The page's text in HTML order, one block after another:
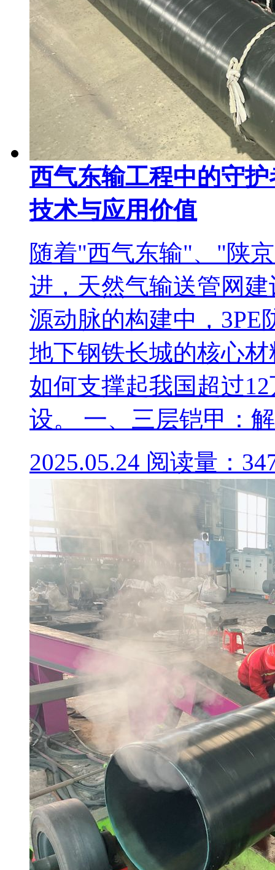
西气东输工程中的守
技术与应用价值
随着"西气东输"、"陕
进，天然气输送管网
源动脉的构建中，3PE
地下钢铁长城的核心
如何支撑起我国超过
设。 一、三层铠甲：
2025.05.24 阅读量：